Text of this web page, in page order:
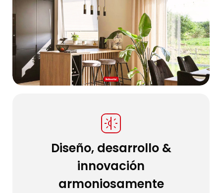
Diseño, desarrollo &
innovación
armoniosamente